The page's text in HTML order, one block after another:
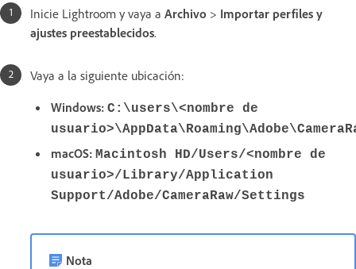
Inicie Lightroom y vaya a Archivo > Importar perfiles y
ajustes preestablecidos.
Vaya a la siguiente ubicación:
Windows: C:\users\<nombre de
macOS: Macintosh HD/Users/<nombre de
usuario>/Library/Application
Support/Adobe/CameraRaw/Settings
Nota